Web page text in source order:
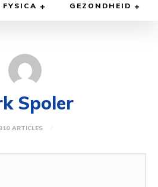
FYSICA GEZONDHEID
Spoler
ARTICLES